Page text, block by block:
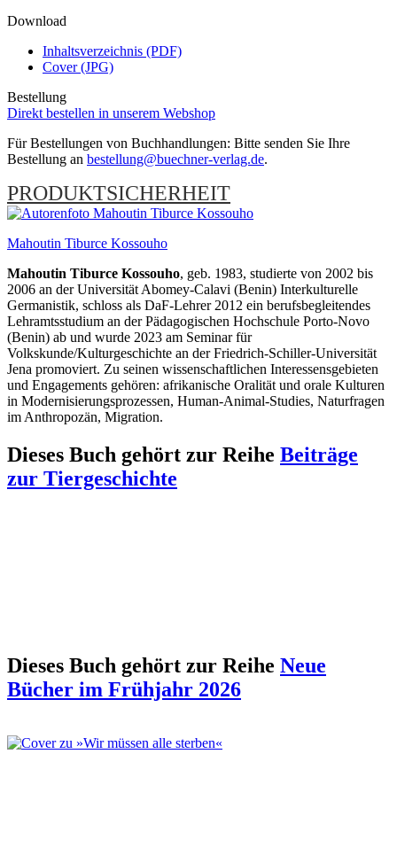
Download
Inhaltsverzeichnis (PDF)
Cover (JPG)
Bestellung
Direkt bestellen in unserem Webshop
Für Bestellungen von Buchhandlungen: Bitte senden Sie Ihre
Bestellung an bestellung@buechner-verlag.de.
PRODUKTSICHERHEIT
Mahoutin Tiburce Kossouho
Mahoutin Tiburce Kossouho, geb. 1983, studierte von 2002 bis
2006 an der Universität Abomey-Calavi (Benin) Interkulturelle
Germanistik, schloss als DaF-Lehrer 2012 ein berufsbegleitendes
Lehramtsstudium an der Pädagogischen Hochschule Porto-Novo
(Benin) ab und wurde 2023 am Seminar für
Volkskunde/Kulturgeschichte an der Friedrich-Schiller-Universität
Jena promoviert. Zu seinen wissenschaftlichen Interessensgebieten
und Engagements gehören: afrikanische Oralität und orale Kulturen
in Modernisierungsprozessen, Human-Animal-Studies, Naturfragen
im Anthropozän, Migration.
Dieses Buch gehört zur Reihe Beiträge
zur Tiergeschichte
Dieses Buch gehört zur Reihe Neue
Bücher im Frühjahr 2026